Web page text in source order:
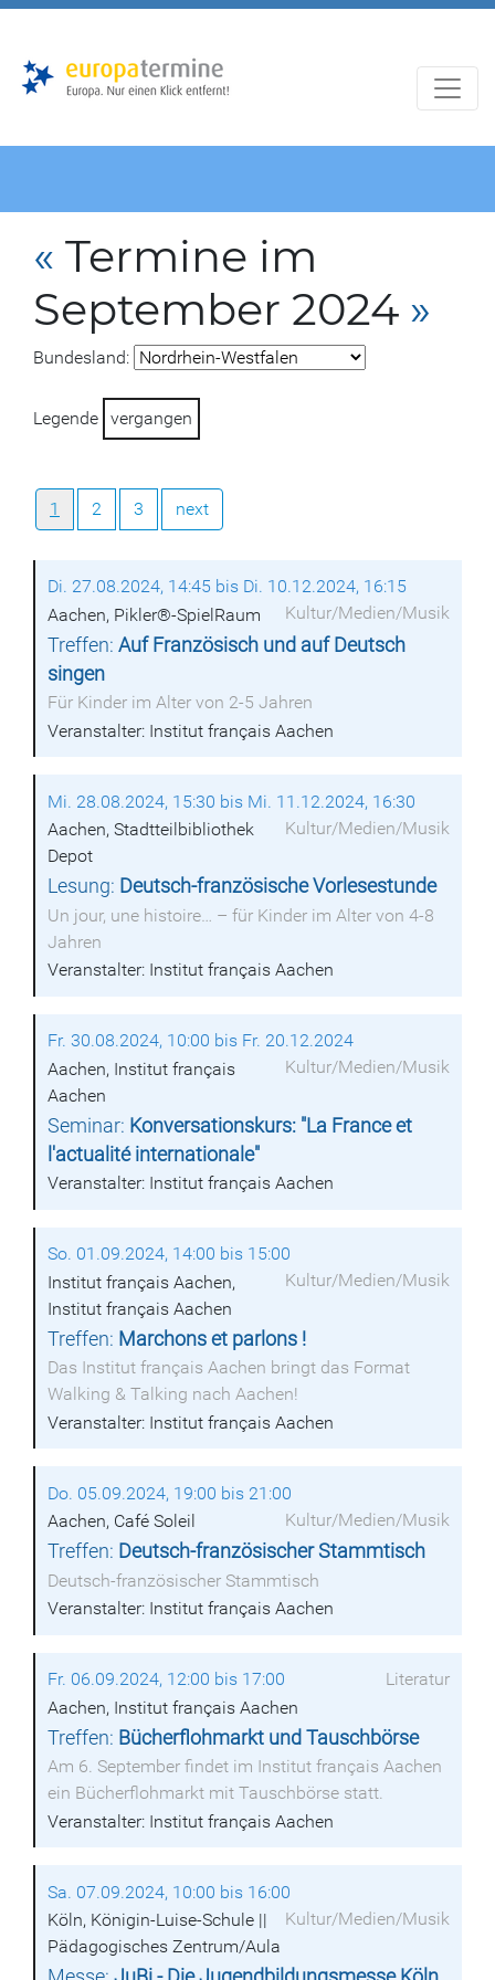
« Termine im
September 2024 »
Bundesland:
Legende vergangen
1 2 3 next
Di. 27.08.2024, 14:45 bis Di. 10.12.2024, 16:15
Kultur/Medien/Musik
Aachen, Pikler®-SpielRaum
Treffen:Auf Französisch und auf Deutsch
singen
Für Kinder im Alter von 2-5 Jahren
Veranstalter: Institut français Aachen
Mi. 28.08.2024, 15:30 bis Mi. 11.12.2024, 16:30
Kultur/Medien/Musik
Aachen, Stadtteilbibliothek
Depot
Lesung: Deutsch-französische Vorlesestunde
Un jour, une histoire… – für Kinder im Alter von 4-8
Jahren
Veranstalter: Institut français Aachen
Fr. 30.08.2024, 10:00 bis Fr. 20.12.2024
Kultur/Medien/Musik
Aachen, Institut français
Aachen
Seminar: Konversationskurs: "La France et
l'actualité internationale"
Veranstalter: Institut français Aachen
So. 01.09.2024, 14:00 bis 15:00
Kultur/Medien/Musik
Institut français Aachen,
Institut français Aachen
Treffen: Marchons et parlons !
Das Institut français Aachen bringt das Format
Walking & Talking nach Aachen!
Veranstalter: Institut français Aachen
Do. 05.09.2024, 19:00 bis 21:00
Kultur/Medien/Musik
Aachen, Café Soleil
Treffen: Deutsch-französischer Stammtisch
Deutsch-französischer Stammtisch
Veranstalter: Institut français Aachen
Fr. 06.09.2024, 12:00 bis 17:00
Literatur
Aachen, Institut français Aachen
Treffen: Bücherflohmarkt und Tauschbörse
Am 6. September findet im Institut français Aachen
ein Bücherflohmarkt mit Tauschbörse statt.
Veranstalter: Institut français Aachen
Sa. 07.09.2024, 10:00 bis 16:00
Kultur/Medien/Musik
Köln, Königin-Luise-Schule ||
Pädagogisches Zentrum/Aula